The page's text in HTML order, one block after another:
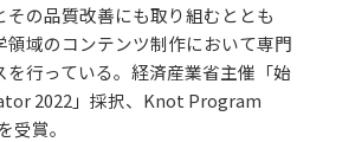
その品質改善にも取り組むととも
領域のコンテンツ制作において専門
行っている。 経済産業省主催「始
2022」採択、Knot Program
受賞。